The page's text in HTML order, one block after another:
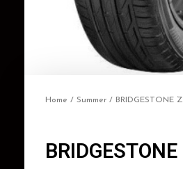
Home / Summer / BRIDGESTONE
BRIDGESTONE